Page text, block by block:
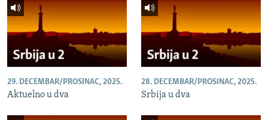
29. DECEMBAR/PROSINAC, 2025.
Aktuelno u dva
28. DECEMBAR/PROSINAC, 2025.
Srbija u dva